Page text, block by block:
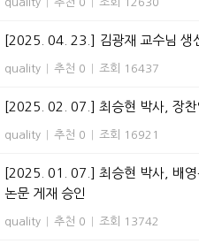
[2025. 04. 23.] 김광재 교수님 생
quality 추천 0 조회 16437
[2025. 02. 07.] 최승현 박사, 장찬
quality 추천 0 조회 16921
[2025. 01. 07.] 최승현 박사, 배
논문 게재 승인
quality 추천 0 조회 13742